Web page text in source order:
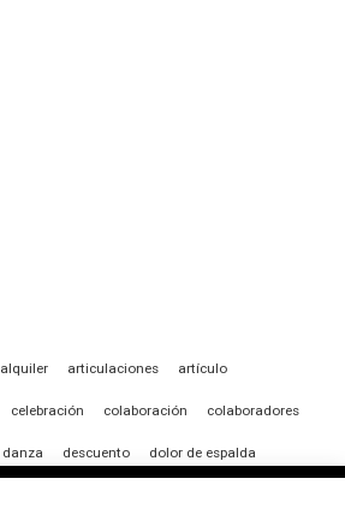
alquiler articulaciones artículo
celebración colaboración colaboradores
danza descuento dolor de espalda